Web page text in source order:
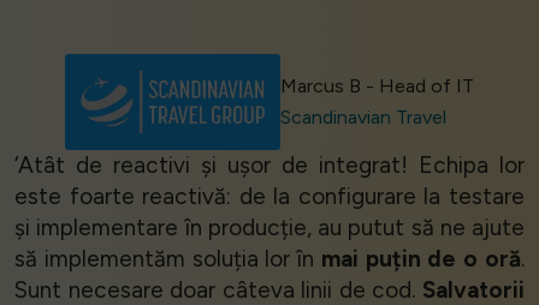
Marcus B - Head of IT
Scandinavian Travel
‘Atât de reactivi și ușor de integrat! Echipa lor
este foarte reactivă: de la configurare la testare
și implementare în producție, au putut să ne ajute
să implementăm soluția lor în mai puțin de o oră.
Sunt necesare doar câteva linii de cod. Salvatorii